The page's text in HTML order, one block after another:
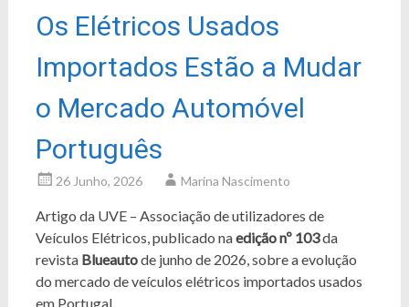
Os Elétricos Usados
Importados Estão a Mudar
o Mercado Automóvel
Português
26 Junho, 2026 Marina Nascimento
Artigo da UVE – Associação de utilizadores de
Veículos Elétricos, publicado naedição nº 103da
revista Blueautode junho de 2026, sobre a evolução
do mercado de veículos elétricos importados usados
em Portugal.